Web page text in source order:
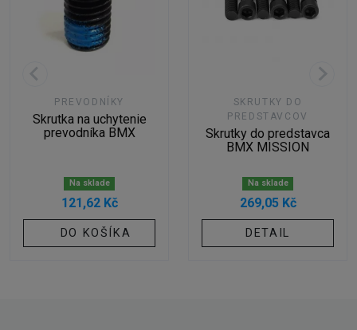
PREVODNÍKY
Skrutka na uchytenie
prevodníka BMX
Na sklade
121,62 Kč
DO KOŠÍKA
SKRUTKY DO
PREDSTAVCOV
Skrutky do predstavca
BMX MISSION
Na sklade
269,05 Kč
DETAIL